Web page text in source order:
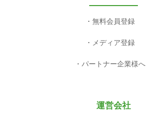
無料会員登録
メディア登録
パートナー企業様へ
運営会社